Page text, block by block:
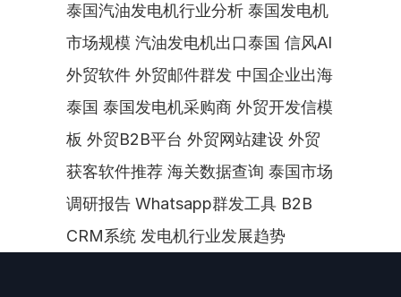
泰国汽油发电机行业分析 泰国发电机
市场规模 汽油发电机出口泰国 信风AI
外贸软件 外贸邮件群发 中国企业出海
泰国 泰国发电机采购商 外贸开发信模
板 外贸B2B平台 外贸网站建设 外贸
获客软件推荐 海关数据查询 泰国市场
调研报告 Whatsapp群发工具 B2B
CRM系统 发电机行业发展趋势